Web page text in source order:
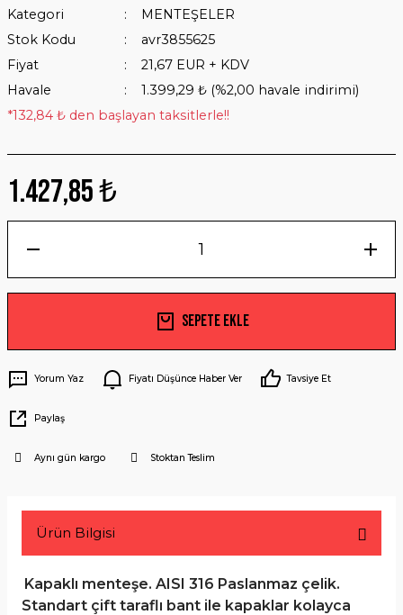
Kategori
MENTEŞELER
Stok Kodu
avr3855625
Fiyat
21,67 EUR + KDV
Havale
1.399,29 ₺ (%2,00 havale indirimi)
*132,84 ₺ den başlayan taksitlerle!!
1.427,85 ₺
Sepete Ekle
Yorum Yaz Fiyatı Düşünce Haber Ver Tavsiye Et
Paylaş
Aynı gün kargo Stoktan Teslim
Ürün Bilgisi
Kapaklı menteşe. AISI 316 Paslanmaz çelik.
Standart çift taraflı bant ile kapaklar kolayca